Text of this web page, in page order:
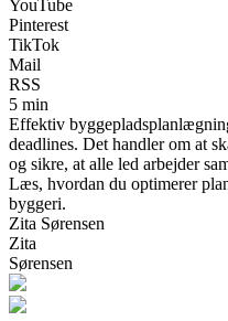
YouTube
Pinterest
TikTok
Mail
RSS
5 min
Effektiv
deadlines. Det handler om at
og sikre, at alle led arbejder
Læs, hvordan du optimerer
byggeri.
Zita Sørensen
Zita
Sørensen